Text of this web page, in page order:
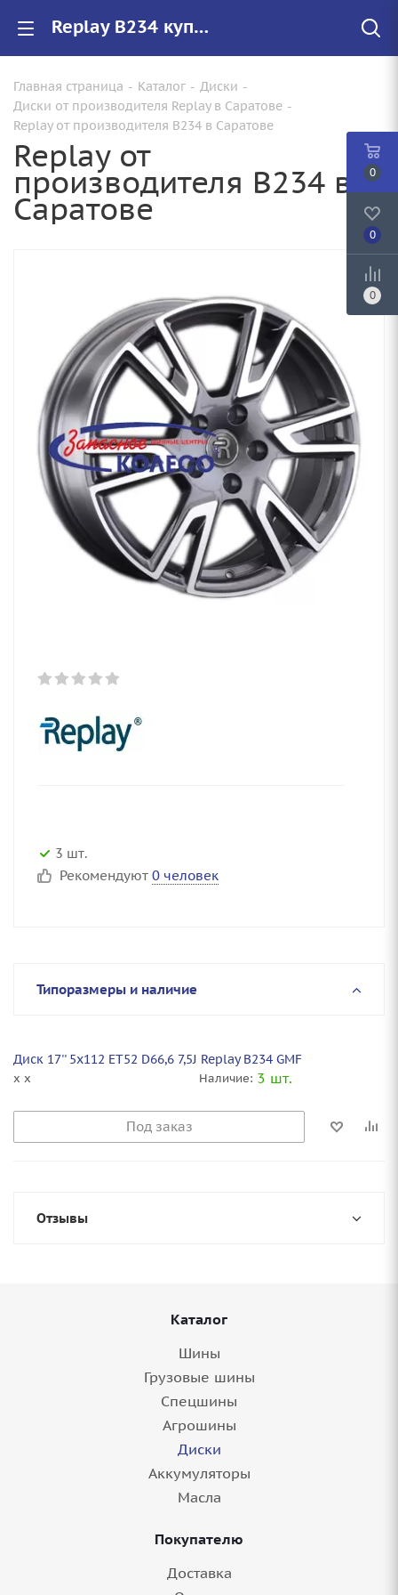
Replay B234 купить в Саратове, низкие цены на автомобильные диски
Главная страница - Каталог - Диски -
Диски от производителя Replay в Саратове -
Replay от производителя B234 в Саратове
Replay от
производителя B234 в
Саратове
3 шт.
Рекомендуют 0 человек
Типоразмеры и наличие
Диск 17'' 5x112 ET52 D66,6 7,5J Replay B234 GMF
x x Наличие: 3 шт.
Под заказ
Отзывы
Каталог
Шины
Грузовые шины
Спецшины
Агрошины
Диски
Аккумуляторы
Масла
Покупателю
Доставка
0
0
0